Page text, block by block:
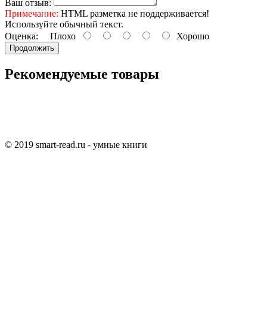
Ваш отзыв:
Примечание: HTML разметка не поддерживается!
Используйте обычный текст.
Оценка: Плохо Хорошо
Продолжить
Рекомендуемые товары
© 2019 smart-read.ru - умные книги